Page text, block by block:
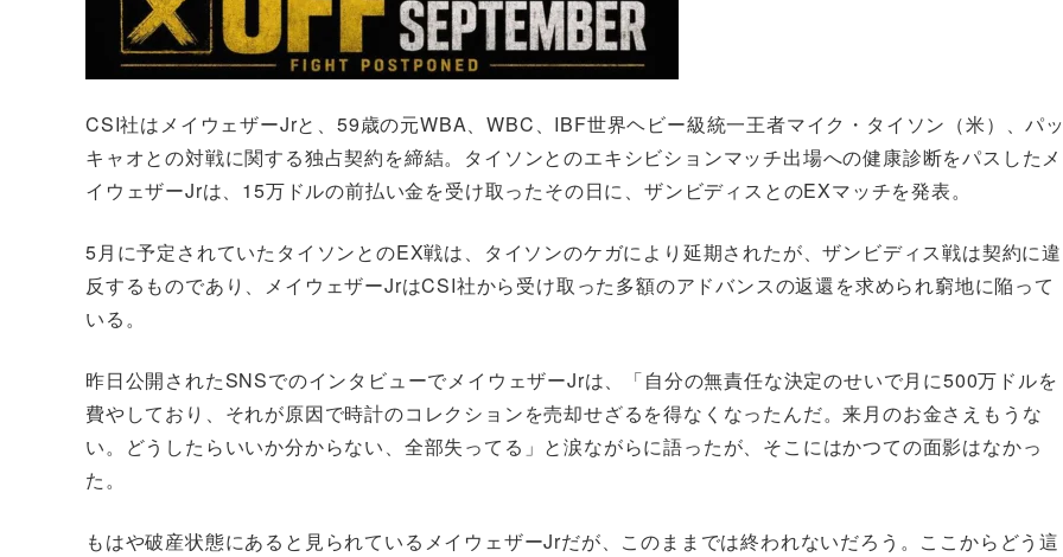
CSI社はメイウェザーJrと、59歳の元WBA、WBC、IBF世界ヘビー級統一王者マイク・タイソン（米）、パッ
キャオとの対戦に関する独占契約を締結。タイソンとのエキシビションマッチ出場への健康診断をパスしたメ
イウェザーJrは、15万ドルの前払い金を受け取ったその日に、ザンビディスとのEXマッチを発表。
5月に予定されていたタイソンとのEX戦は、タイソンのケガにより延期されたが、ザンビディス戦は契約に違
反するものであり、メイウェザーJrはCSI社から受け取った多額のアドバンスの返還を求められ窮地に陥って
いる。
昨日公開されたSNSでのインタビューでメイウェザーJrは、「自分の無責任な決定のせいで月に500万ドルを
費やしており、それが原因で時計のコレクションを売却せざるを得なくなったんだ。来月のお金さえもうな
い。どうしたらいいか分からない、全部失ってる」と涙ながらに語ったが、そこにはかつての面影はなかっ
た。
もはや破産状態にあると見られているメイウェザーJrだが、このままでは終われないだろう。ここからどう這